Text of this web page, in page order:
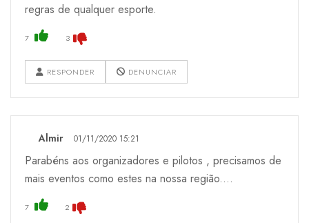
regras de qualquer esporte.
7 3
RESPONDER DENUNCIAR
Almir 01/11/2020 15:21
Parabéns aos organizadores e pilotos , precisamos de
mais eventos como estes na nossa região....
7 2